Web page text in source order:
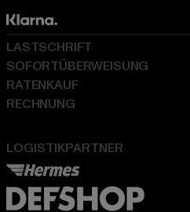
LOGISTIKPARTNER
LASTSCHRIFT
SOFORTÜBERWEISUNG
RATENKAUF
RECHNUNG